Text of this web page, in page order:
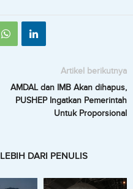
Artikel berikutnya
AMDAL dan IMB Akan dihapus,
PUSHEP Ingatkan Pemerintah
Untuk Proporsional
LEBIH DARI PENULIS